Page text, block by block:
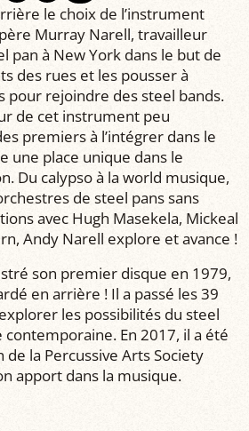
le choix de l’instrument
Murray Narell, travailleur
pan à New York dans le but de
des rues et les pousser à
pour rejoindre des steel bands.
de cet instrument peu
premiers à l’intégrer dans le
une place unique dans le
Du calypso à la world musique,
de steel pans sans
avec Hugh Masekela, Mickeal
Andy Narell explore et avance !
son premier disque en 1979,
en arrière ! Il a passé les 39
les possibilités du steel
contemporaine. En 2017, il a été
la Percussive Arts Society
apport dans la musique.